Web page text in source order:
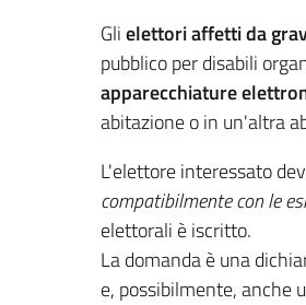
Glielettori affetti da
pubblico per disabili
apparecchiature
abitazione o in un'altra
L'elettore interessato
compatibilmente con le
elettorali è iscritto.
La domanda è una
e, possibilmente, anche